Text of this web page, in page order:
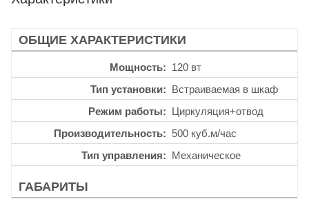
ОБЩИЕ ХАРАКТЕРИСТИКИ
Мощность
120 вт
Тип установки
Встраиваемая в шкаф
Режим работы
Циркуляция+отвод
Производительность
500 куб.м/час
Тип управления
Механическое
ГАБАРИТЫ